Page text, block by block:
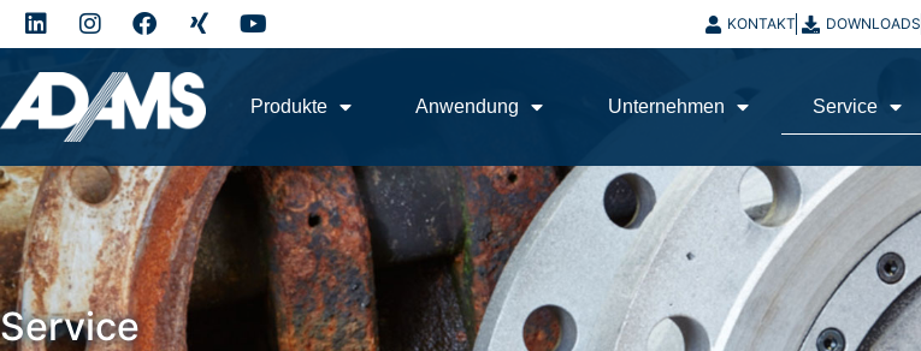
KONTAKT DOWNLOADS
Produkte Anwendung Unternehmen Service
Service